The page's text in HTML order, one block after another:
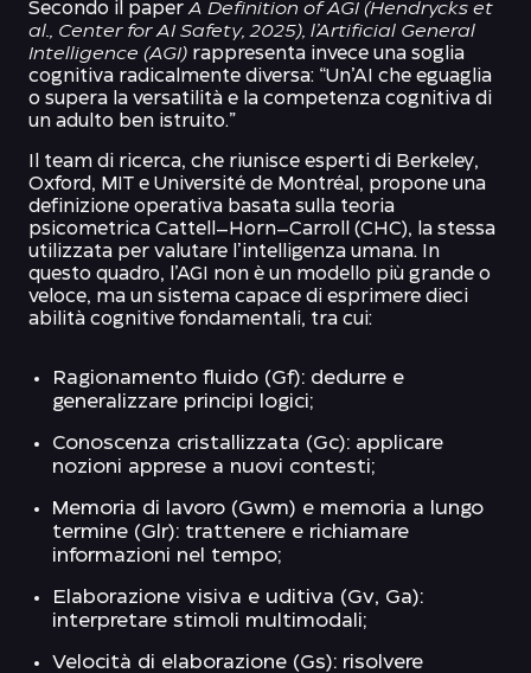
Secondo il paperA Definition of AGI (Hendrycks et
al., Center for AI Safety, 2025), l’Artificial General
Intelligence (AGI) rappresenta invece una soglia
cognitiva radicalmente diversa: “Un’AI che eguaglia
o supera la versatilità e la competenza cognitiva di
un adulto ben istruito.”
Il team di ricerca, che riunisce esperti di Berkeley,
Oxford, MIT e Université de Montréal, propone una
definizione operativa basata sulla teoria
psicometrica Cattell–Horn–Carroll (CHC), la stessa
utilizzata per valutare l’intelligenza umana. In
questo quadro, l’AGI non è un modello più grande o
veloce, ma un sistema capace di esprimere dieci
abilità cognitive fondamentali, tra cui:
Ragionamento fluido (Gf): dedurre e
generalizzare principi logici;
Conoscenza cristallizzata (Gc): applicare
nozioni apprese a nuovi contesti;
Memoria di lavoro (Gwm) e memoria a lungo
termine (Glr): trattenere e richiamare
informazioni nel tempo;
Elaborazione visiva e uditiva (Gv, Ga):
interpretare stimoli multimodali;
Velocità di elaborazione (Gs): risolvere